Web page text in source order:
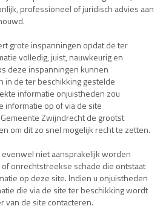
professioneel of juridisch advies aan
grote inspanningen opdat de ter
volledig, juist, nauwkeurig en
deze inspanningen kunnen
in de ter beschikking gestelde
informatie onjuistheden zou
informatie op of via de site
Zwijndrecht de grootst
om dit zo snel mogelijk recht te zetten.
niet aansprakelijk worden
onrechtstreekse schade die ontstaat
op deze site. Indien u onjuistheden
die via de site ter beschikking wordt
van de site contacteren.